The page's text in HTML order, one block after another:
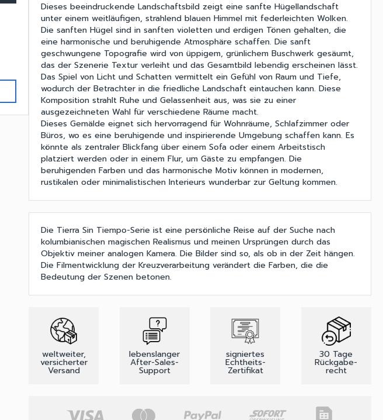
Dieses beeindruckende Landschaftsbild zeigt eine sanfte Hügellandschaft
unter einem weitläufigen, strahlend blauen Himmel mit federleichten Wolken.
Die sanften Hügel sind in sanften violetten und erdigen Tönen gehalten, die
eine harmonische und beruhigende Atmosphäre schaffen. Die sanft
geschwungene Topografie wird von üppigem, grünlichem Buschwerk gesäumt,
das der Szenerie Textur verleiht und das Gesamtbild lebendig erscheinen lässt.
Das Spiel von Licht und Schatten vermittelt ein Gefühl von Raum und Tiefe,
wodurch der Betrachter in die friedliche Landschaft eintauchen kann. Diese
Komposition strahlt Ruhe und Gelassenheit aus, was sie zu einer
ausgezeichneten Wahl für verschiedene Räume macht.
Dieses Gemälde eignet sich hervorragend für Wohnräume, Schlafzimmer oder
Büros, wo es eine beruhigende und inspirierende Umgebung schaffen kann. Es
könnte als zentraler Blickfang über einem Sofa oder einem Arbeitstisch
platziert werden oder in einem Flur, um Gäste zu empfangen. Die
beruhigenden Farben und das harmonische Motiv können in modernen,
rustikalen oder minimalistischen Interieurs wunderbar zur Geltung kommen.
Die Tierra Sin Tiempo-Serie ist eine persönliche Reise auf der Suche nach
kolumbianischen magischen Realismus und meinen Ursprüngen durch das
Objektiv meiner analogen Kamera. Die Bilder sind so, als ob in der Zeit hängen.
Die Filmentwicklung der Kreuzverarbeitung verändert die Farben, die die
Bedeutung der Szenen betonen.
weltweiter,
versicherter
Versand
lebenslanger
After-Sales-
Support
signiertes
Echtheits-
Zertifikat
30 Tage
Rückgabe-
recht